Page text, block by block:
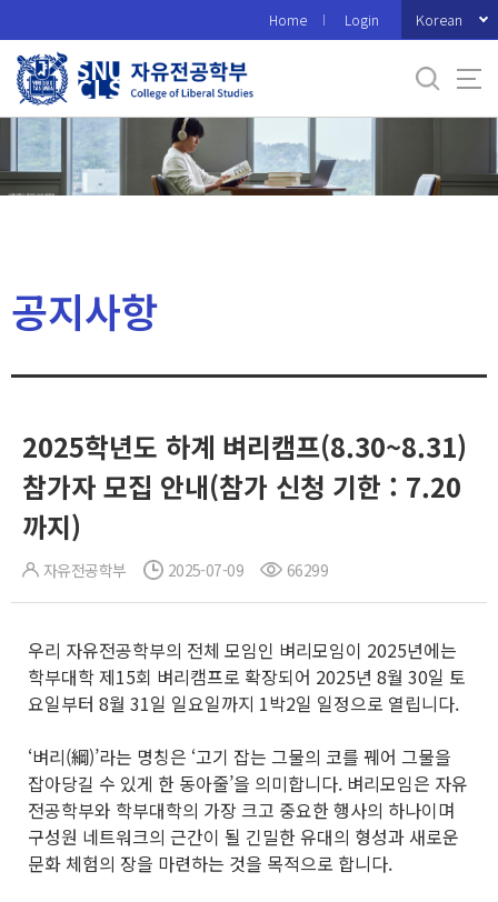
로
메
Home Login Korean
공지사항
2025학년도 하계 벼리캠프(8.30~8.31)
참가자 모집 안내(참가 신청 기한 : 7.20
까지)
자유전공학부 2025-07-09 66299
우리 자유전공학부의 전체 모임인 벼리모임이 2025년에는
학부대학 제15회 벼리캠프로 확장되어 2025년 8월 30일 토
요일부터 8월 31일 일요일까지 1박2일 일정으로 열립니다.
‘벼리(綱)’라는 명칭은 ‘고기 잡는 그물의 코를 꿰어 그물을
잡아당길 수 있게 한 동아줄’을 의미합니다. 벼리모임은 자유
전공학부와 학부대학의 가장 크고 중요한 행사의 하나이며
구성원 네트워크의 근간이 될 긴밀한 유대의 형성과 새로운
문화 체험의 장을 마련하는 것을 목적으로 합니다.